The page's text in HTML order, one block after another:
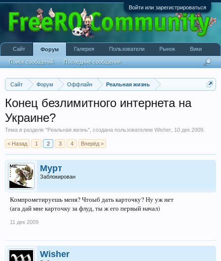
Войти или зарегистрироваться
Сайт Форум Оффлайн Реальная жизнь
Конец безлимитного интернета на
Украине?
Тема в разделе "Реальная жизнь", создана пользователем Wisher 10 дек 2009
< Назад 1 2 3 4 Вперёд >
Мурт
Заблокирован
Компрометируешь меня? Чтоыб дать карточку? Ну уж нет
(ага дай мне карточку за флуд, ты ж его первый начал)
11 дек 2009
Wisher
Сайт Форум
Поиск сообщений Последние сообщения
Галерея Пользователи Рынок Вики